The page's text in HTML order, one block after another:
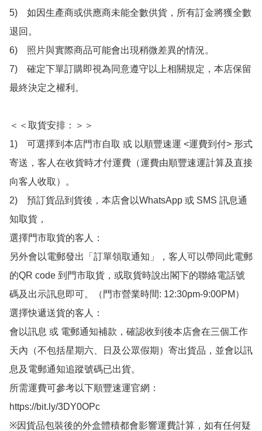
5)　如因生產商或供應商未能全數供貨，所有訂金將獲全數
退回。
6)　照片與實際商品可能會出現稍微差異的情況。
7)　確定下單訂購即視為同意遵守以上相關規定，本店保留
最終決定之權利。
＜＜取貨安排：＞＞
1)　可選擇到本店門市自取 或 以順豐速運 <運費到付> 形式
寄送，客人在收貨時才付運費（運費由順豐速運計算及直接
向客人收取）。
2)　預訂貨品到貨後，本店會以WhatsApp 或 SMS 訊息通
知取貨，
選擇門市取貨的客人：
另外會以電郵發出「訂單領取通知」，客人可以帶同此電郵
的QR code 到門市取貨，或取貨時說出閣下的聯絡電話號
碼及出示訊息即可。（門市營業時間: 12:30pm-9:00PM）
選擇快遞送貨的客人：
會以訊息 或 電郵通知補款，確認收到後本店會在三個工作
天內（不包括星期六、日及公眾假期）寄出貨品，並會以訊
息及電郵通知追蹤號碼已出貨。
所需運費可參考以下順豐速運官網：
https://bit.ly/3DY0OPc
※因貨品包裝後的外盒體積都會影響運費計算，如有任何疑